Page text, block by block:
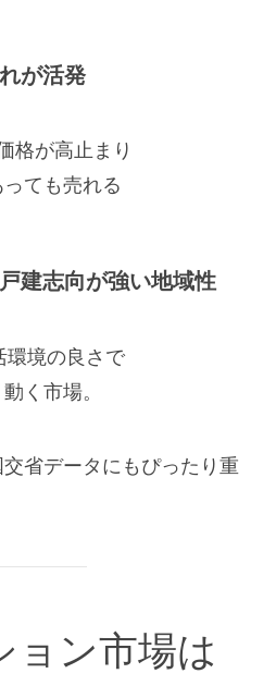
が活発
格が高止まり
ても売れる
建志向が強い地域性
環境の良さで
く市場。
省データにもぴったり重
ン市場は